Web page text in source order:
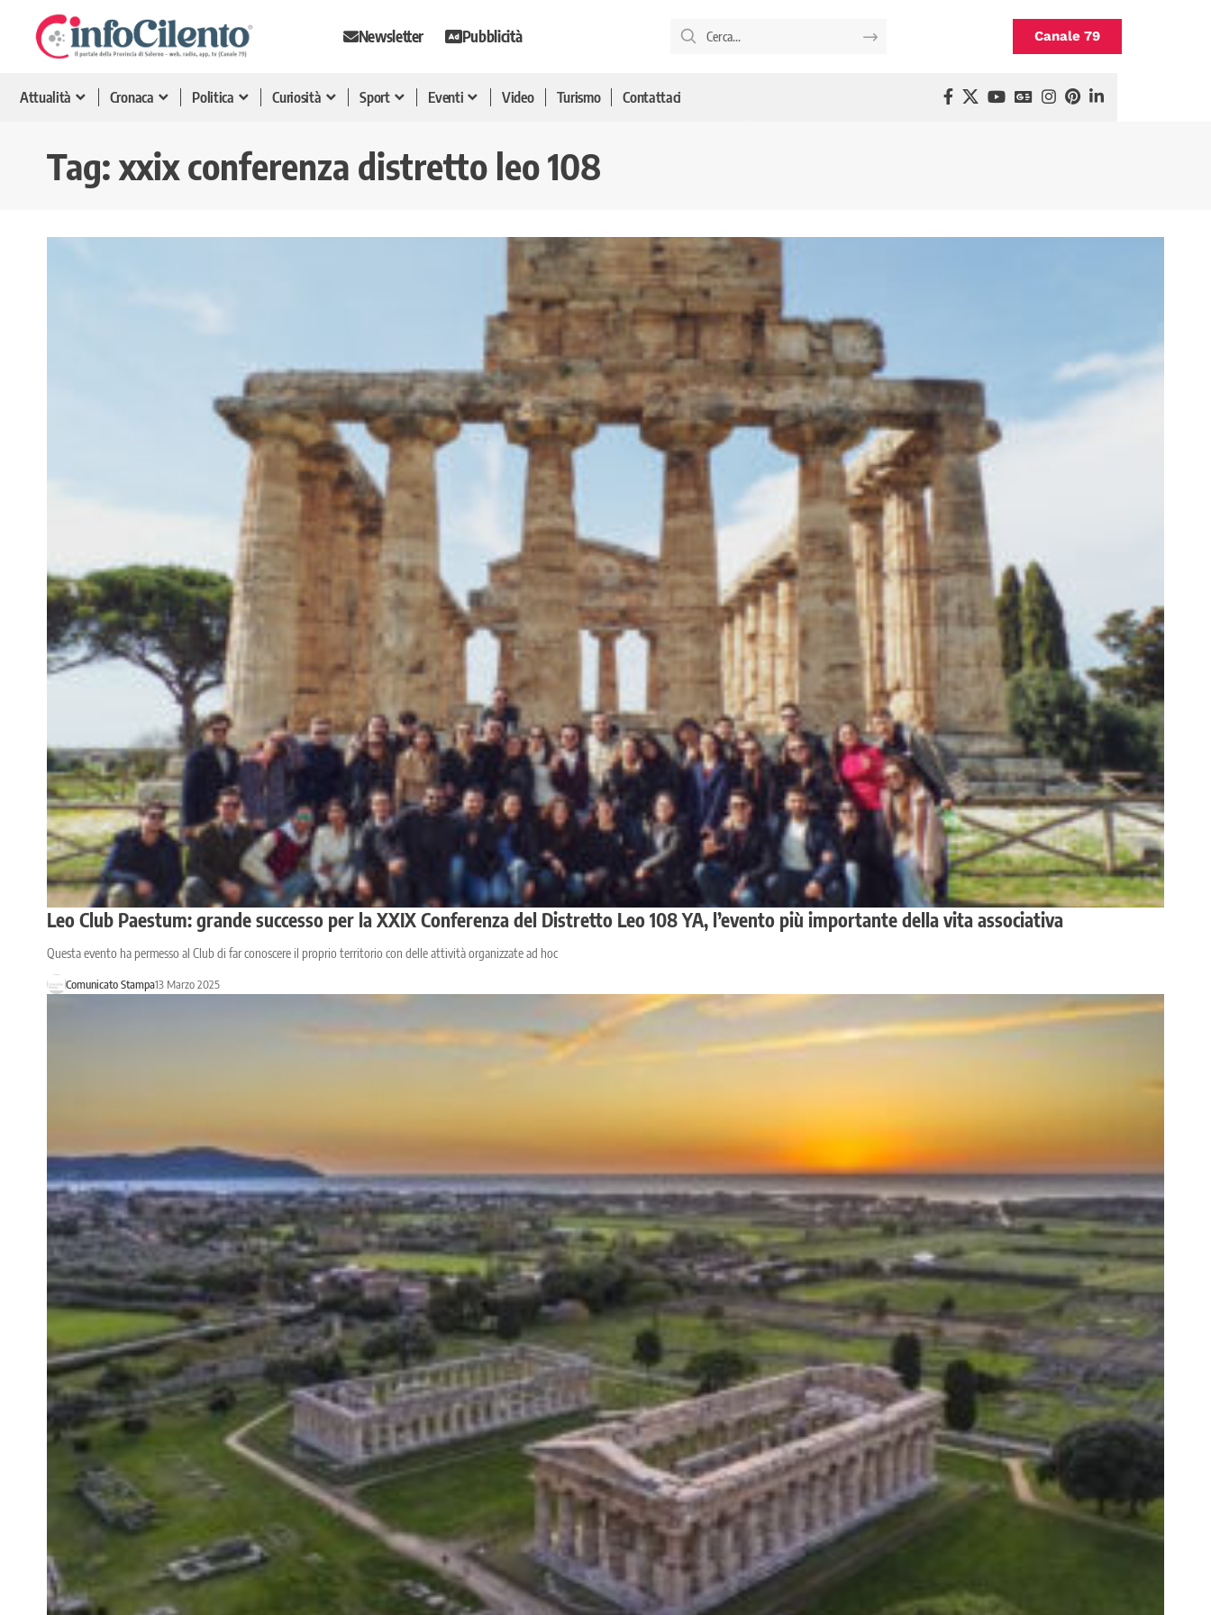
Newsletter Pubblicità Canale 79
Attualità Cronaca Politica Curiosità Sport Eventi Video Turismo Contattaci
Tag: xxix conferenza distretto leo 108
Leo Club Paestum: grande successo per la XXIX Conferenza del Distretto Leo 108 YA, l’evento più importante della vita associativa
Questa evento ha permesso al Club di far conoscere il proprio territorio con delle attività organizzate ad hoc
Comunicato Stampa13 Marzo 2025